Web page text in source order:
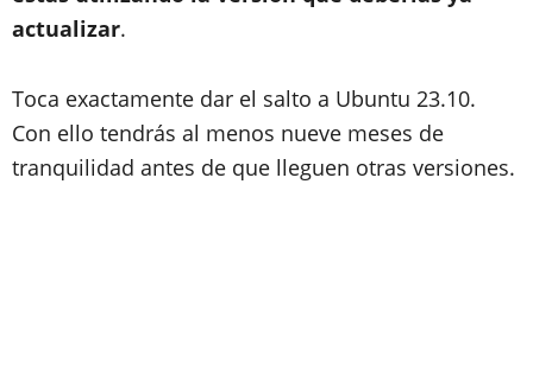
actualizar.
Toca exactamente dar el salto a Ubuntu 23.10.
Con ello tendrás al menos nueve meses de
tranquilidad antes de que lleguen otras versiones.